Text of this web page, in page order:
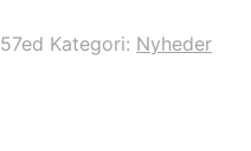
Kategori: Nyheder